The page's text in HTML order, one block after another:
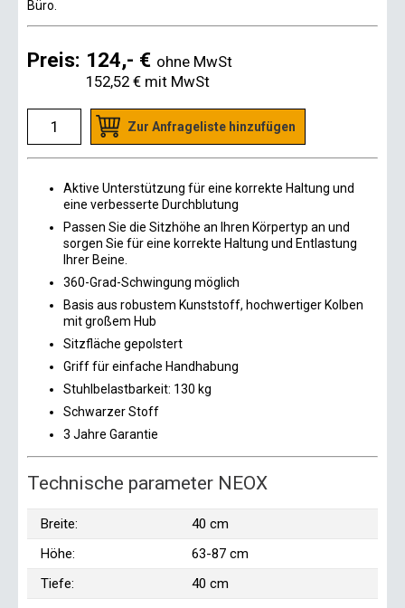
Büro.
Preis: 124,- € ohne MwSt
152,52 € mit MwSt
Zur Anfrageliste hinzufügen
Aktive Unterstützung für eine korrekte Haltung und
eine verbesserte Durchblutung
Passen Sie die Sitzhöhe an Ihren Körpertyp an und
sorgen Sie für eine korrekte Haltung und Entlastung
Ihrer Beine.
360-Grad-Schwingung möglich
Basis aus robustem Kunststoff, hochwertiger Kolben
mit großem Hub
Sitzfläche gepolstert
Griff für einfache Handhabung
Stuhlbelastbarkeit: 130 kg
Schwarzer Stoff
3 Jahre Garantie
Technische parameter NEOX
Breite:
40 cm
Höhe:
63-87 cm
Tiefe:
40 cm